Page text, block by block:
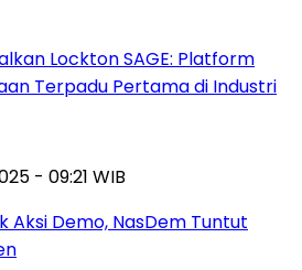
Lockton SAGE: Platform
Terpadu Pertama di Industri
- 09:21 WIB
Aksi Demo, NasDem Tuntut